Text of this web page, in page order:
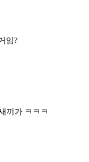
임?
끼가 ㅋㅋㅋ